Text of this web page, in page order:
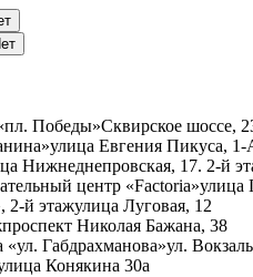
Победы»Сквирское шоссе,
улица Евгения Пикуса,
Нижнеднепровская, 17. 2-й
центр «Factoria»улица
2-й этажулица Луговая, 12
проспект Николая Бажана, 38
«ул. Габдрахманова»ул.
Конякина 30а